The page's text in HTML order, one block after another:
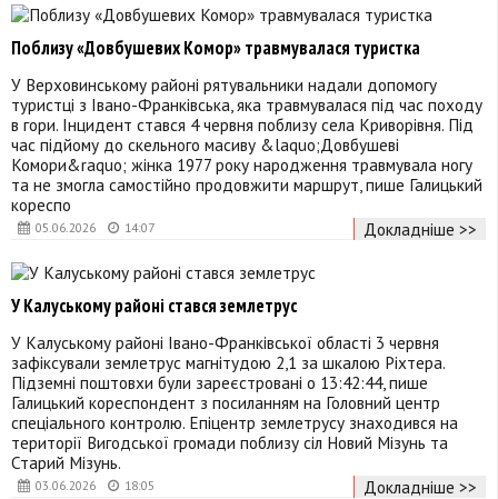
05.06.2026 14:07
Поблизу «Довбушевих Комор» травмувалася туристка
У Верховинському районі рятувальники надали допомогу
туристці з Івано-Франківська, яка травмувалася під час походу
в гори. Інцидент стався 4 червня поблизу села Криворівня. Під
час підйому до скельного масиву &laquo;Довбушеві
Комори&raquo; жінка 1977 року народження травмувала ногу
та не змогла самостійно продовжити маршрут, пише Галицький
кореспо
Докладніше >>
03.06.2026 18:05
У Калуському районі стався землетрус
У Калуському районі Івано-Франківської області 3 червня
зафіксували землетрус магнітудою 2,1 за шкалою Ріхтера.
Підземні поштовхи були зареєстровані о 13:42:44, пише
Галицький кореспондент з посиланням на Головний центр
спеціального контролю. Епіцентр землетрусу знаходився на
території Вигодської громади поблизу сіл Новий Мізунь та
Старий Мізунь.
Докладніше >>